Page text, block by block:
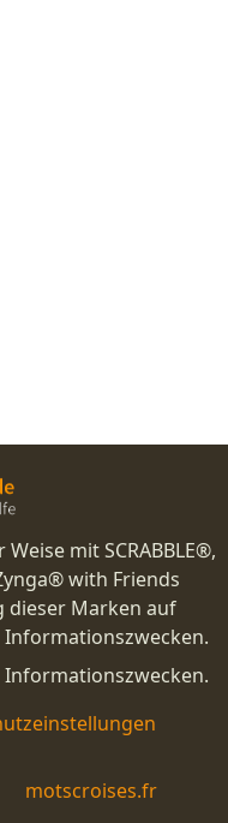
mit SCRABBLE®,
with Friends
dieser Marken auf
motscroises.fr